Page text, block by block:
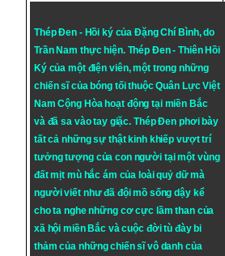
Thép Đen - Hồi ký của Đặng Chí Bình, do
Trần Nam thực hiện. Thép Đen- Thiên Hồi
Ký của một điện viên, một trong những
chiến sĩ của bóng tối thuộc Quân Lực Việt
Nam Cộng Hòa hoạt động tại miền Bắc
và đã sa vào tay giặc. Thép Đen phơi bày
tất cả những sự thật kinh khiếp vượt trí
tưởng tượng của con người tại một vùng
đất mịt mù hắc ám của loài quỷ dữ mà
người viết như đã đội mồ sống dậy kể
cho ta nghe những cơ cực lầm than của
xã hội miền Bắc và cuộc đời tù đày bi
thảm của những chiến sĩ vô danh của